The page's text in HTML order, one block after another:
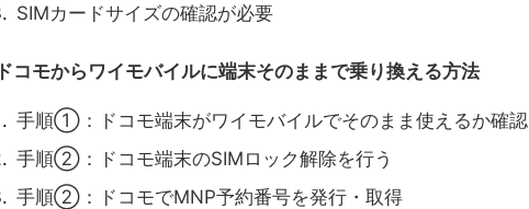
SIMカードサイズの確認が必要
ドコモからワイモバイルに端末そのままで乗り換える方法
手順①：ドコモ端末がワイモバイルでそのまま使えるか確認
手順②：ドコモ端末のSIMロック解除を行う
手順②：ドコモでMNP予約番号を発行・取得